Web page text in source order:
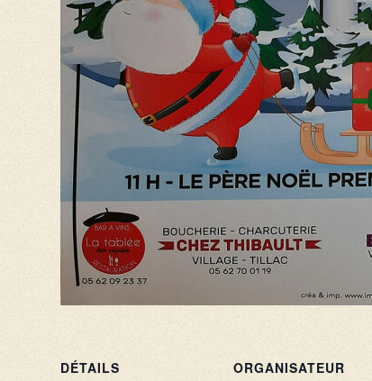
DÉTAILS
ORGANISATEUR